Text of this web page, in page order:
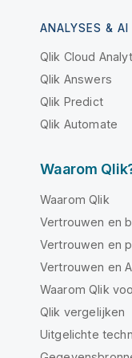
ANALYSES & AI
Qlik Cloud
Qlik Answers
Qlik Predict
Qlik Automate
Waarom
Waarom Qlik
Vertrouwen en
Vertrouwen en
Vertrouwen en
Waarom Qlik
Qlik vergelijken
Uitgelichte